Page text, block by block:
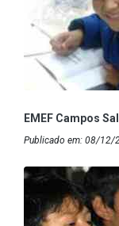
EMEF Campos
Publicado em: 08/12/